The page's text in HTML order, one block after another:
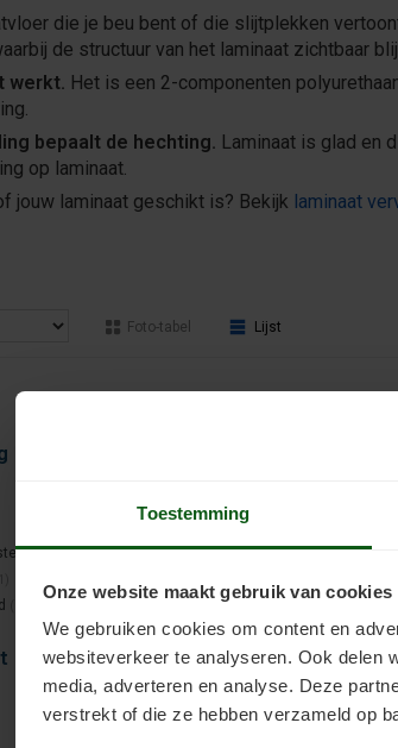
Toestemming
Onze website maakt gebruik van cookies
We gebruiken cookies om content en
websiteverkeer te analyseren. Ook delen
media, adverteren en analyse. Deze
verstrekt of die ze hebben verzameld op
die je beu bent of die slijtplekken
de structuur van het laminaat zichtbaar
werkt. Het is een 2-componenten
bepaalt de hechting. Laminaat is glad en
op laminaat.
jouw laminaat geschikt is? Bekijk laminaat
Foto-tabel Lijst
(1)
slijtvaste
laminaat